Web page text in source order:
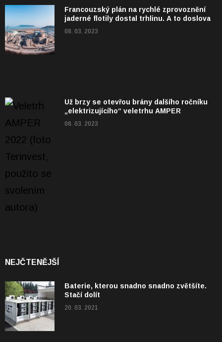
Francouzský plán na rychlé zprovoznění
jaderné flotily dostal trhlinu. A to doslova
08. 03. 2023
Už brzy se otevřou brány dalšího ročníku
„elektrizujícího“ veletrhu AMPER
08. 03. 2023
NEJČTENĚJŠÍ
Baterie, kterou snadno snadno zvětšíte.
Stačí dolít
20. 03. 2021